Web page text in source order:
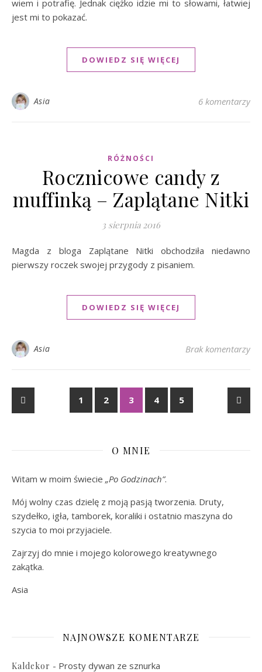
wiem i potrafię. Jednak ciężko idzie mi to słowami, łatwiej
jest mi to pokazać.
DOWIEDZ SIĘ WIĘCEJ
Asia 6 komentarzy
RÓŻNOŚCI
Rocznicowe candy z
muffinką – Zaplątane Nitki
3 sierpnia 2016
Magda z bloga Zaplątane Nitki obchodziła niedawno
pierwszy roczek swojej przygody z pisaniem.
DOWIEDZ SIĘ WIĘCEJ
Asia Brak komentarzy
1 2 3 4 5
O MNIE
Witam w moim świecie „Po Godzinach”.
Mój wolny czas dzielę z moją pasją tworzenia. Druty,
szydełko, igła, tamborek, koraliki i ostatnio maszyna do
szycia to moi przyjaciele.
Zajrzyj do mnie i mojego kolorowego kreatywnego
zakątka.
Asia
NAJNOWSZE KOMENTARZE
Kaldekor - Prosty dywan ze sznurka